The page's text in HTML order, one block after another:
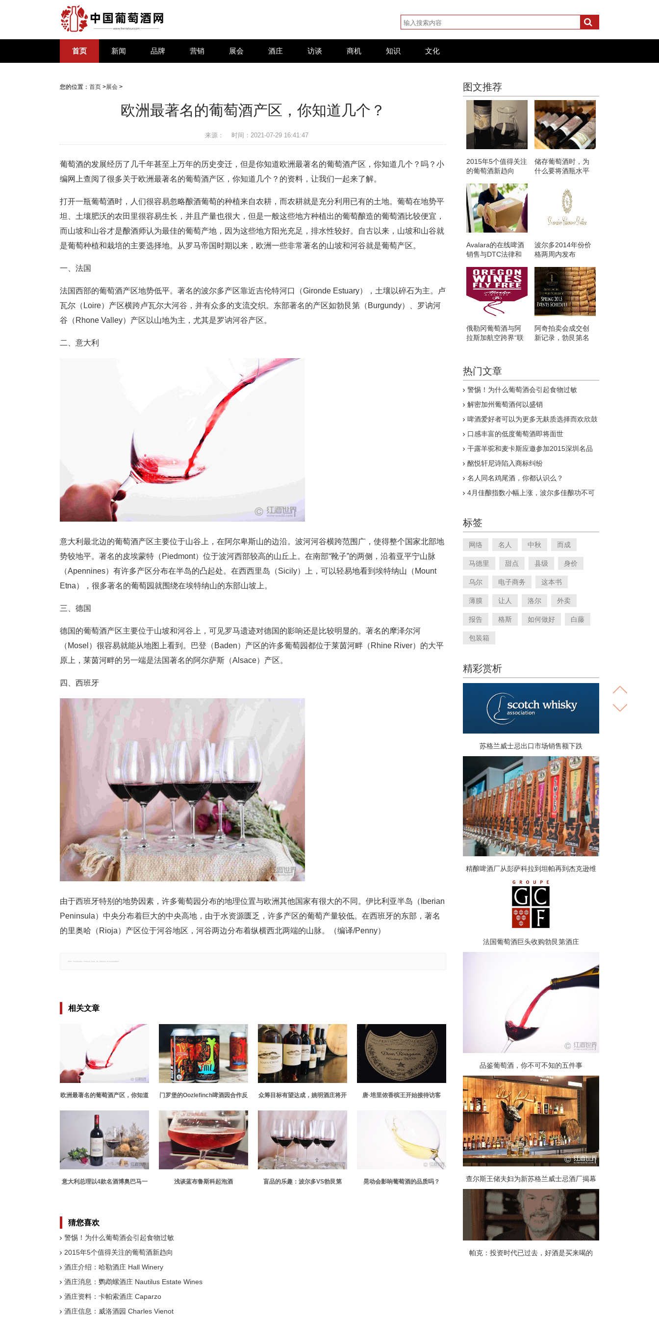
首页 新闻 品牌 营销 展会 酒庄 访谈 商机 知识 文化
您的位置： 首页 >展会 >
欧洲最著名的葡萄酒产区，你知道几个？
来源： 时间：2021-07-29 16:41:47
葡萄酒的发展经历了几千年甚至上万年的历史变迁，但是你知道欧洲最著名的葡萄酒产区，你知道几个？吗？小
编网上查阅了很多关于欧洲最著名的葡萄酒产区，你知道几个？的资料，让我们一起来了解。
打开一瓶葡萄酒时，人们很容易忽略酿酒葡萄的种植来自农耕，而农耕就是充分利用已有的土地。葡萄在地势平
坦、土壤肥沃的农田里很容易生长，并且产量也很大，但是一般这些地方种植出的葡萄酿造的葡萄酒比较便宜，
而山坡和山谷才是酿酒师认为最佳的葡萄产地，因为这些地方阳光充足，排水性较好。自古以来，山坡和山谷就
是葡萄种植和栽培的主要选择地。从罗马帝国时期以来，欧洲一些非常著名的山坡和河谷就是葡萄产区。
一、法国
法国西部的葡萄酒产区地势低平。著名的波尔多产区靠近吉伦特河口（Gironde Estuary），土壤以碎石为主。卢
瓦尔（Loire）产区横跨卢瓦尔大河谷，并有众多的支流交织。东部著名的产区如勃艮第（Burgundy）、罗讷河
谷（Rhone Valley）产区以山地为主，尤其是罗讷河谷产区。
二、意大利
意大利最北边的葡萄酒产区主要位于山谷上，在阿尔卑斯山的边沿。波河河谷横跨范围广，使得整个国家北部地
势较地平。著名的皮埃蒙特（Piedmont）位于波河西部较高的山丘上。在南部“靴子”的两侧，沿着亚平宁山脉
（Apennines）有许多产区分布在半岛的凸起处。在西西里岛（Sicily）上，可以轻易地看到埃特纳山（Mount
Etna），很多著名的葡萄园就围绕在埃特纳山的东部山坡上。
三、德国
德国的葡萄酒产区主要位于山坡和河谷上，可见罗马遗迹对德国的影响还是比较明显的。著名的摩泽尔河
（Mosel）很容易就能从地图上看到。巴登（Baden）产区的许多葡萄园都位于莱茵河畔（Rhine River）的大平
原上，莱茵河畔的另一端是法国著名的阿尔萨斯（Alsace）产区。
四、西班牙
由于西班牙特别的地势因素，许多葡萄园分布的地理位置与欧洲其他国家有很大的不同。伊比利亚半岛（Iberian
Peninsula）中央分布着巨大的中央高地，由于水资源匮乏，许多产区的葡萄产量较低。在西班牙的东部，著名
的里奥哈（Rioja）产区位于河谷地区，河谷两边分布着纵横西北两端的山脉。（编译/Penny）
相关文章
欧洲最著名的葡萄酒产区，你知道
门罗堡的Oozlefinch啤酒因合作反
众筹目标有望达成，姚明酒庄将开
唐·培里侬香槟王开始接待访客
意大利总理以4款名酒博奥巴马一
浅谈蓝布鲁斯科起泡酒 盲品的乐趣：波尔多VS勃艮第 晃动会影响葡萄酒的品质吗？
猜您喜欢
警惕！为什么葡萄酒会引起食物过敏
2015年5个值得关注的葡萄酒新趋向
酒庄介绍：哈勒酒庄 Hall Winery
酒庄消息：鹦鹉螺酒庄 Nautilus Estate Wines
酒庄资料：卡帕索酒庄 Caparzo
酒庄信息：威洛酒园 Charles Vienot
图文推荐
2015年5个值得关注
的葡萄酒新趋向
储存葡萄酒时，为
什么要将酒瓶水平
Avalara的在线啤酒
销售与DTC法律和
波尔多2014年份价
格两周内发布
俄勒冈葡萄酒与阿
拉斯加航空跨界“联
阿奇拍卖会成交创
新记录，勃艮第名
热门文章
警惕！为什么葡萄酒会引起食物过敏
解密加州葡萄酒何以盛销
啤酒爱好者可以为更多无麸质选择而欢欣鼓
口感丰富的低度葡萄酒即将面世
干露羊驼和麦卡斯应邀参加2015深圳名品
酩悦轩尼诗陷入商标纠纷
名人同名鸡尾酒，你都认识么？
4月佳酿指数小幅上涨，波尔多佳酿功不可
标签
网络 名人 中秋 而成
马德里 甜点 县级 身价
乌尔 电子商务 这本书
薄膜 让人 洛尔 外卖
报告 格斯 如何做好 白藤
包装箱
精彩赏析
苏格兰威士忌出口市场销售额下跌
精酿啤酒厂从彭萨科拉到坦帕再到杰克逊维
法国葡萄酒巨头收购勃艮第酒庄
品鉴葡萄酒，你不可不知的五件事
查尔斯王储夫妇为新苏格兰威士忌酒厂揭幕
帕克：投资时代已过去，好酒是买来喝的